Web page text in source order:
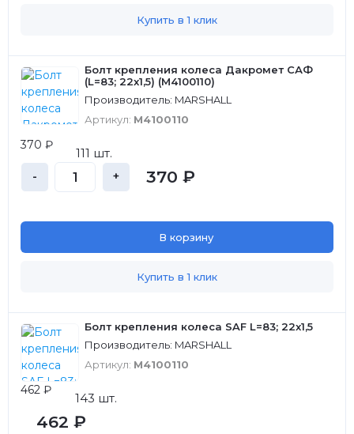
Купить в 1 клик
Болт крепления колеса Дакромет САФ
(L=83; 22x1,5) (M4100110)
Производитель: MARSHALL
Артикул: M4100110
370 ₽
111 шт.
- + 370 ₽
В корзину
Купить в 1 клик
Болт крепления колеса SAF L=83; 22x1,5
Производитель: MARSHALL
Артикул: M4100110
462 ₽
143 шт.
462 ₽